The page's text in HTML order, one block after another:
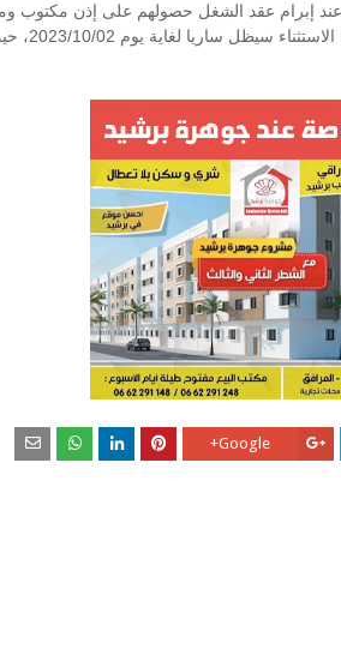
عند إبرام عقد الشغل حصولهم على إذن مكتوب
صحة توقيعه من أولياء
Google+